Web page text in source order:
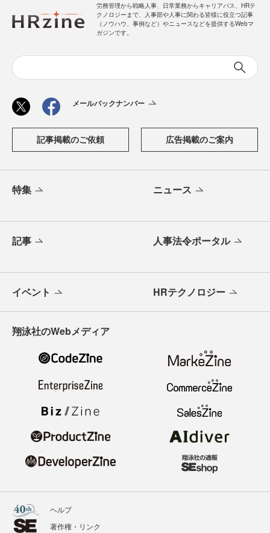
労務管理から戦略人事、日常業務からキャリアパス、HRテ
クノロジーまで、人事部や人事に関わる皆様に役立つ記事
（ノウハウ、事例など）やニュースなどを提供するWebマ
ガジンです。
メールバックナンバー
記事掲載のご依頼 広告掲載のご案内
特集 ニュース
記事 人事法令ポータル
イベント HRテクノロジー
翔泳社のWebメディア
ヘルプ
著作権・リンク